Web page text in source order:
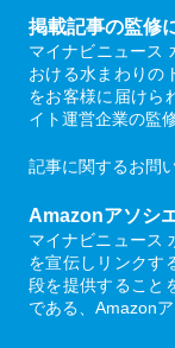
掲載記事の監修
マイナビニュース
おける水まわりの
をお客様に届けら
イト運営企業の監
記事に関するお問
Amazonアソシ
マイナビニュース
を宣伝しリンクす
段を提供すること
である、Amazon